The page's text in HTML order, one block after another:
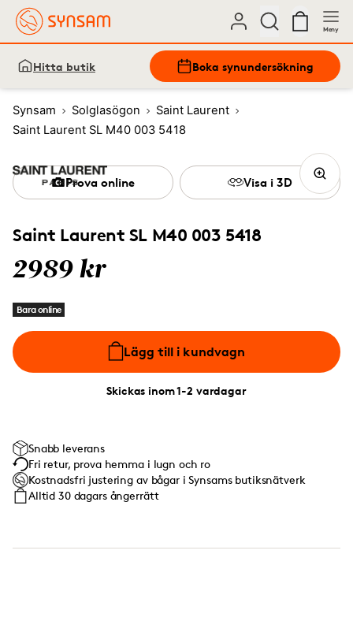
Meny
Hitta butik Boka synundersökning
Synsam Solglasögon
Saint Laurent
Saint Laurent SL M40 003 5418
Saint Laurent SL M40 003 5418
2989 kr
Bara online
Lägg till i kundvagn
Skickas inom 1-2 vardagar
Prova online Visa i 3D
Snabb leverans
Fri retur, prova hemma i lugn och ro
Kostnadsfri justering av bågar i Synsams butiksnätverk
Alltid 30 dagars ångerrätt